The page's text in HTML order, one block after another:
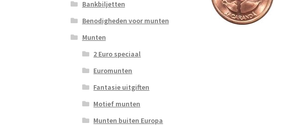
Bankbiljetten
Benodigheden voor munten
Munten
2 Euro speciaal
Euromunten
Fantasie uitgiften
Motief munten
Munten buiten Europa